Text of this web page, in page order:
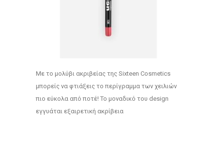
Με το μολύβι ακριβείας της Sixteen Cosmetics
μπορείς να φτιάξεις το περίγραμμα των χειλιών
πιο εύκολα από ποτέ! Το μοναδικό του design
εγγυάται εξαιρετική ακρίβεια